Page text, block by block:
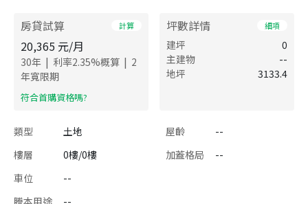
房貸試算 計算
20,365 元/月
30年 | 利率2.35%概算 | 2
年寬限期
​符合首購資格嗎?
坪數詳情 細項
建坪
0
主建物
--
地坪
3133.4
類型 土地 屋齡
--
樓層
0樓/0樓 加蓋格局
--
車位
--
謄本用途
--